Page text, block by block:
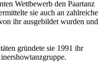
Wettbewerb den Paartanz
sie auch an zahlreiche
ihr ausgebildet wurden und
gründete sie 1991 ihr